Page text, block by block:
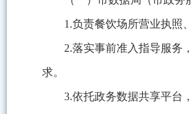
1.负责餐饮场所营业执照
2.落实事前准入指导服务
求。
3.依托政务数据共享平台